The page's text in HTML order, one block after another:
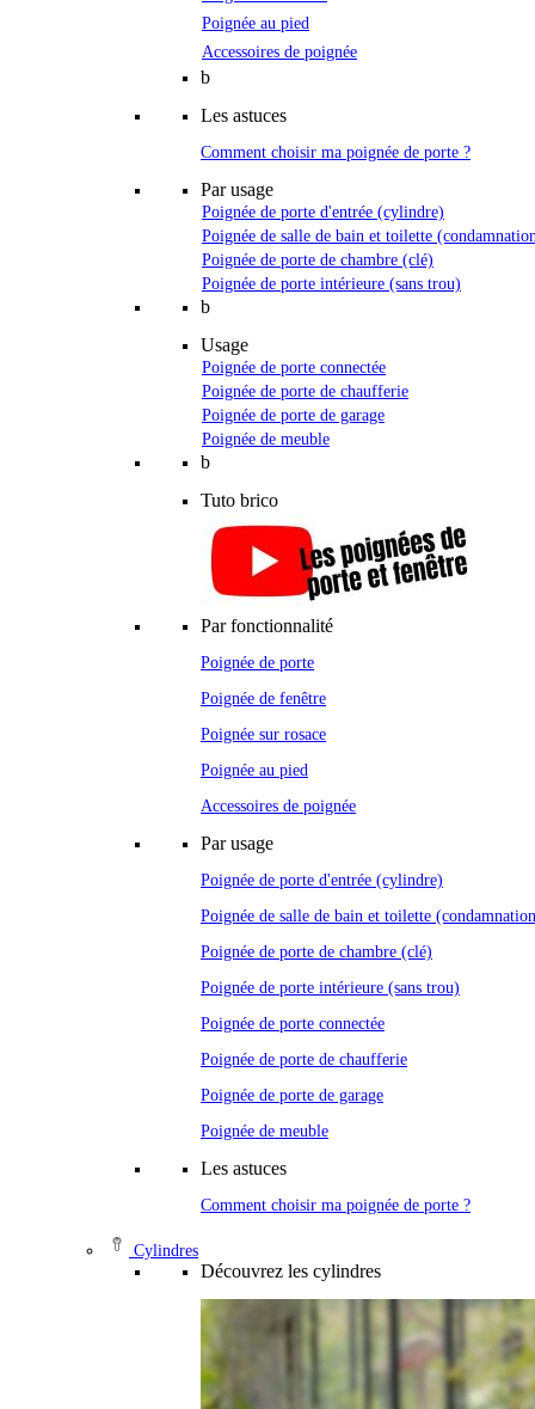
Poignée au pied
Accessoires de poignée
b
Les astuces
Comment choisir ma poignée de porte ?
Par usage
Poignée de porte d'entrée (cylindre)
Poignée de salle de bain et toilette
Poignée de porte de chambre (clé)
Poignée de porte intérieure (sans trou)
b
Usage
Poignée de porte connectée
Poignée de porte de chaufferie
Poignée de porte de garage
Poignée de meuble
b
Tuto brico
Par fonctionnalité
Poignée de porte
Poignée de fenêtre
Poignée sur rosace
Poignée au pied
Accessoires de poignée
Par usage
Poignée de porte d'entrée (cylindre)
Poignée de salle de bain et toilette
Poignée de porte de chambre (clé)
Poignée de porte intérieure (sans trou)
Poignée de porte connectée
Poignée de porte de chaufferie
Poignée de porte de garage
Poignée de meuble
Les astuces
Comment choisir ma poignée de porte ?
Cylindres
Découvrez les cylindres